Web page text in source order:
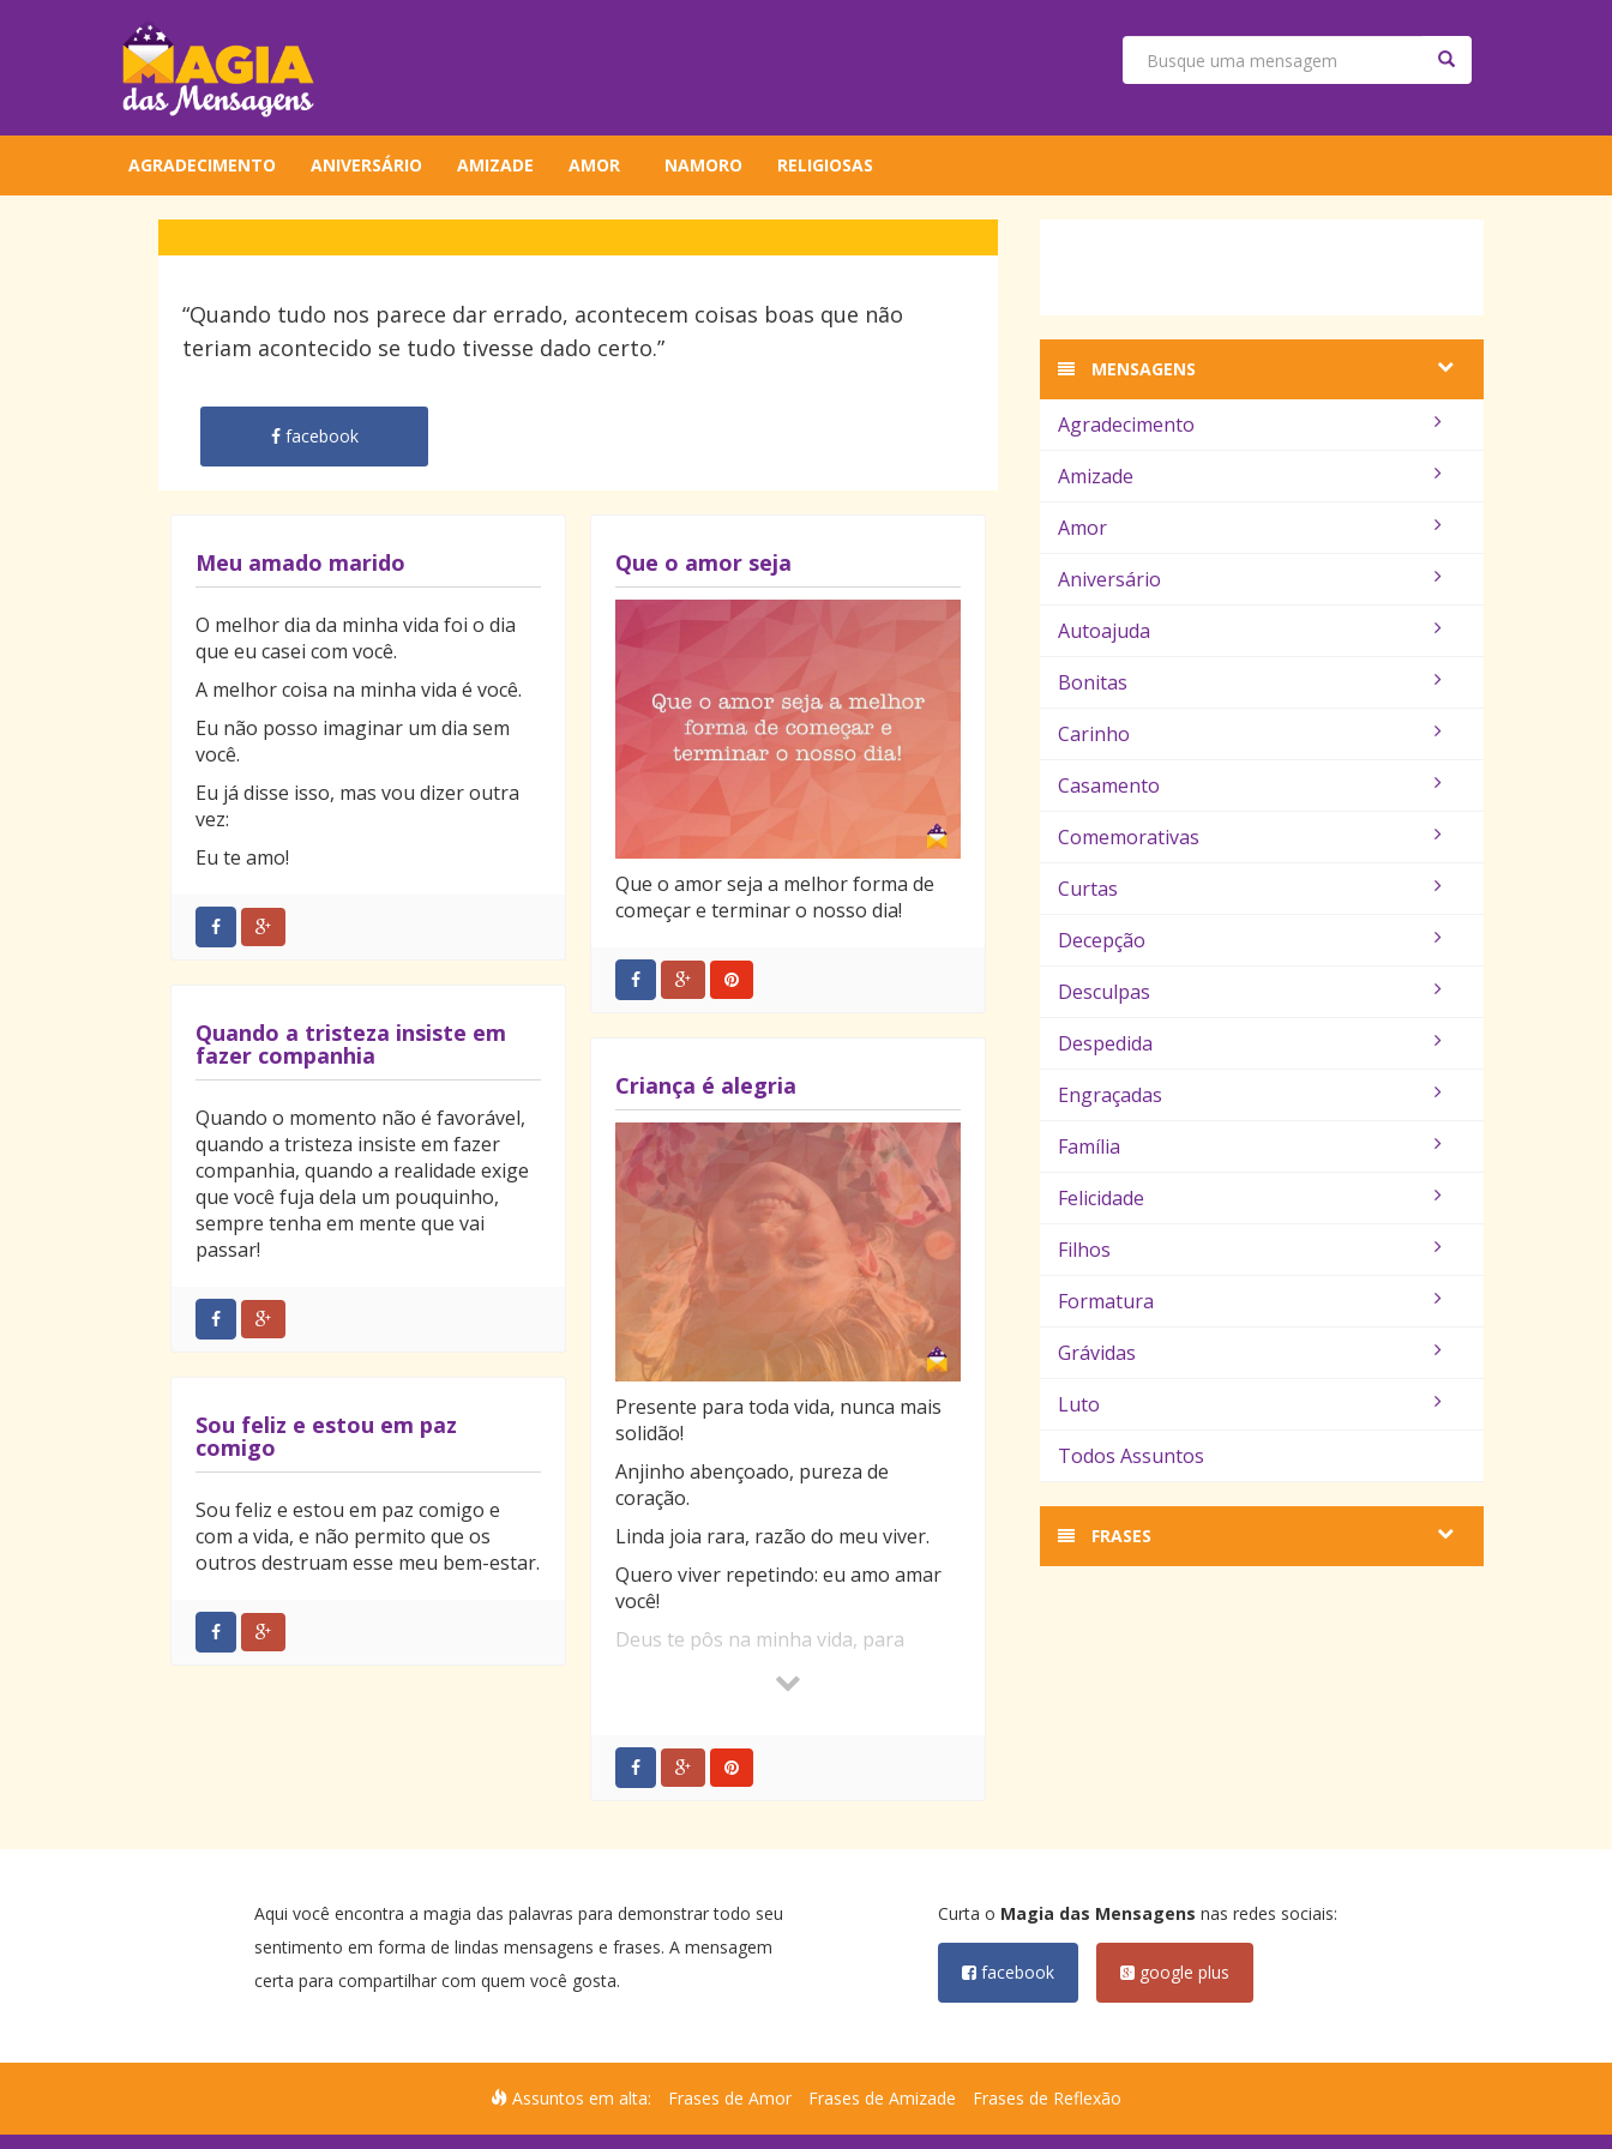
AGRADECIMENTO ANIVERSÁRIO AMIZADE AMOR NAMORO RELIGIOSAS
“Quando tudo nos parece dar errado, acontecem coisas boas que não
teriam acontecido se tudo tivesse dado certo.”
facebook
Meu amado marido
O melhor dia da minha vida foi o dia
que eu casei com você.
A melhor coisa na minha vida é você.
Eu não posso imaginar um dia sem
você.
Eu já disse isso, mas vou dizer outra
vez:
Eu te amo!
Que o amor seja
Que o amor seja a melhor forma de
começar e terminar o nosso dia!
Quando a tristeza insiste em
fazer companhia
Quando o momento não é favorável,
quando a tristeza insiste em fazer
companhia, quando a realidade exige
que você fuja dela um pouquinho,
sempre tenha em mente que vai
passar!
Criança é alegria
Presente para toda vida, nunca mais
solidão!
Anjinho abençoado, pureza de
coração.
Linda joia rara, razão do meu viver.
Quero viver repetindo: eu amo amar
você!
Deus te pôs na minha vida, para
Luz e esperança!
Riqueza que veio dos céus!
Feliz Dia das Crianças!
Sou feliz e estou em paz
comigo
Sou feliz e estou em paz comigo e
com a vida, e não permito que os
outros destruam esse meu bem-estar.
MENSAGENS
Agradecimento
Amizade
Amor
Aniversário
Autoajuda
Bonitas
Carinho
Casamento
Comemorativas
Curtas
Decepção
Desculpas
Despedida
Engraçadas
Família
Felicidade
Filhos
Formatura
Grávidas
Luto
Todos Assuntos
FRASES
Aqui você encontra a magia das palavras para demonstrar todo seu
sentimento em forma de lindas mensagens e frases. A mensagem
certa para compartilhar com quem você gosta.
Curta o Magia das Mensagens nas redes sociais:
facebook google plus
Assuntos em alta: Frases de Amor Frases de Amizade Frases de Reflexão